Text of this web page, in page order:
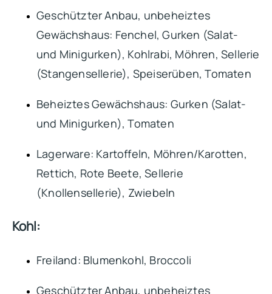
Geschützter Anbau, unbeheiztes
Gewächshaus: Fenchel, Gurken (Salat-
und Minigurken), Kohlrabi, Möhren, Sellerie
(Stangensellerie), Speiserüben, Tomaten
Beheiztes Gewächshaus: Gurken (Salat-
und Minigurken), Tomaten
Lagerware: Kartoffeln, Möhren/Karotten,
Rettich, Rote Beete, Sellerie
(Knollensellerie), Zwiebeln
Kohl:
Freiland: Blumenkohl, Broccoli
Geschützter Anbau, unbeheiztes